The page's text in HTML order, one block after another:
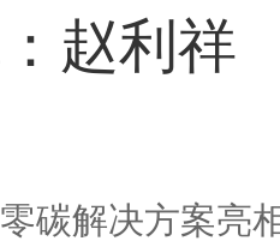
利祥
碳解决方案亮